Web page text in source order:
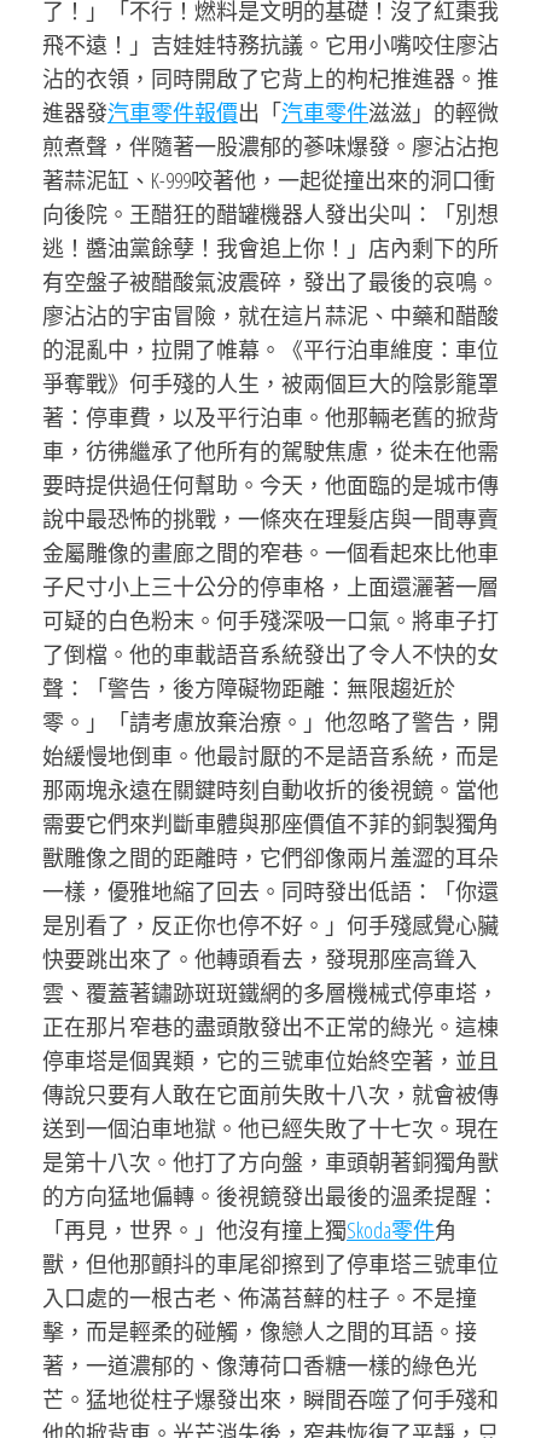
了！」「不行！燃料是文明的基礎！沒了紅棗我
飛不遠！」吉娃娃特務抗議。它用小嘴咬住廖沾
沾的衣領，同時開啟了它背上的枸杞推進器。推
進器發汽車零件報價出「汽車零件滋滋」的輕微
煎煮聲，伴隨著一股濃郁的蔘味爆發。廖沾沾抱
著蒜泥缸、K-999咬著他，一起從撞出來的洞口衝
向後院。王醋狂的醋罐機器人發出尖叫：「別想
逃！醬油黨餘孽！我會追上你！」店內剩下的所
有空盤子被醋酸氣波震碎，發出了最後的哀鳴。
廖沾沾的宇宙冒險，就在這片蒜泥、中藥和醋酸
的混亂中，拉開了帷幕。《平行泊車維度：車位
爭奪戰》何手殘的人生，被兩個巨大的陰影籠罩
著：停車費，以及平行泊車。他那輛老舊的掀背
車，彷彿繼承了他所有的駕駛焦慮，從未在他需
要時提供過任何幫助。今天，他面臨的是城市傳
說中最恐怖的挑戰，一條夾在理髮店與一間專賣
金屬雕像的畫廊之間的窄巷。一個看起來比他車
子尺寸小上三十公分的停車格，上面還灑著一層
可疑的白色粉末。何手殘深吸一口氣。將車子打
了倒檔。他的車載語音系統發出了令人不快的女
聲：「警告，後方障礙物距離：無限趨近於
零。」「請考慮放棄治療。」他忽略了警告，開
始緩慢地倒車。他最討厭的不是語音系統，而是
那兩塊永遠在關鍵時刻自動收折的後視鏡。當他
需要它們來判斷車體與那座價值不菲的銅製獨角
獸雕像之間的距離時，它們卻像兩片羞澀的耳朵
一樣，優雅地縮了回去。同時發出低語：「你還
是別看了，反正你也停不好。」何手殘感覺心臟
快要跳出來了。他轉頭看去，發現那座高聳入
雲、覆蓋著鏽跡斑斑鐵網的多層機械式停車塔，
正在那片窄巷的盡頭散發出不正常的綠光。這棟
停車塔是個異類，它的三號車位始終空著，並且
傳說只要有人敢在它面前失敗十八次，就會被傳
送到一個泊車地獄。他已經失敗了十七次。現在
是第十八次。他打了方向盤，車頭朝著銅獨角獸
的方向猛地偏轉。後視鏡發出最後的溫柔提醒：
「再見，世界。」他沒有撞上獨Skoda零件角
獸，但他那顫抖的車尾卻擦到了停車塔三號車位
入口處的一根古老、佈滿苔蘚的柱子。不是撞
擊，而是輕柔的碰觸，像戀人之間的耳語。接
著，一道濃郁的、像薄荷口香糖一樣的綠色光
芒。猛地從柱子爆發出來，瞬間吞噬了何手殘和